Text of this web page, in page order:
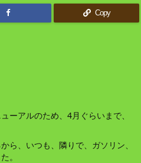
Copy
ーアルのため、4月ぐらいまで、
ら、いつも、隣りで、ガソリン、
。